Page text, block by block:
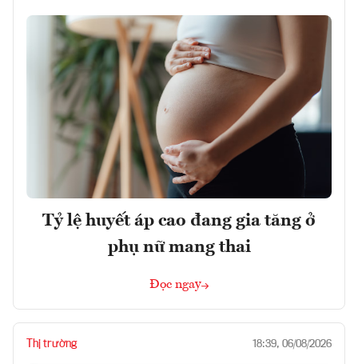
Tỷ lệ huyết áp cao đang gia tăng ở
phụ nữ mang thai
Đọc ngay
Thị trường 18:39, 06/08/2026